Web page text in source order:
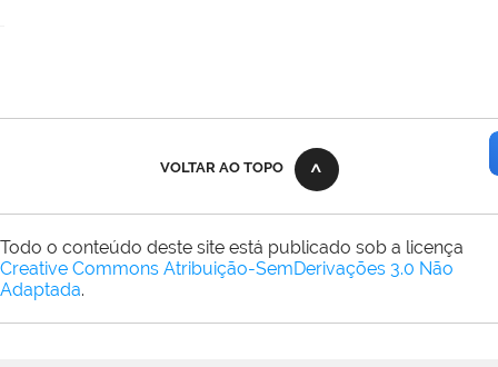
VOLTAR AO TOPO
Todo o conteúdo deste site está publicado sob a licença
Creative Commons Atribuição-SemDerivações 3.0 Não
Adaptada.